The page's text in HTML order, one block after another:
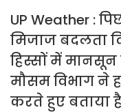
UP Weather :
मिजाज बदलता
हिस्सों में
मौसम विभाग ने
करते हुए बताया